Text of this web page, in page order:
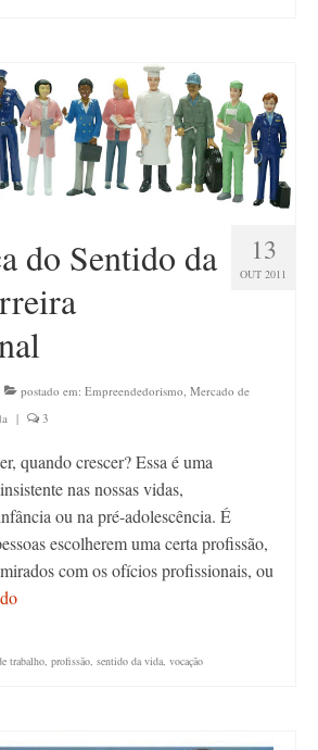
13
OUT 2011
do Sentido da
postado em: Empreendedorismo Mercado de
| 3
quando crescer? Essa é uma
nas nossas vidas,
ou na pré-adolescência. É
escolherem uma certa profissão,
com os ofícios profissionais, ou
trabalho profissão sentido da vida vocação